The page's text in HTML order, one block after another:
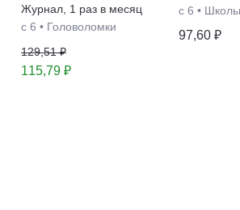
Журнал 1 раз в месяц
с 6 • Головоломки
129,51 ₽
115,79 ₽
с 6 •
97,60 ₽